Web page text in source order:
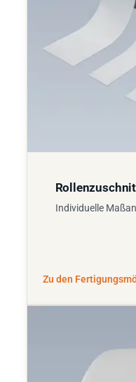
Individuelle
Zu den